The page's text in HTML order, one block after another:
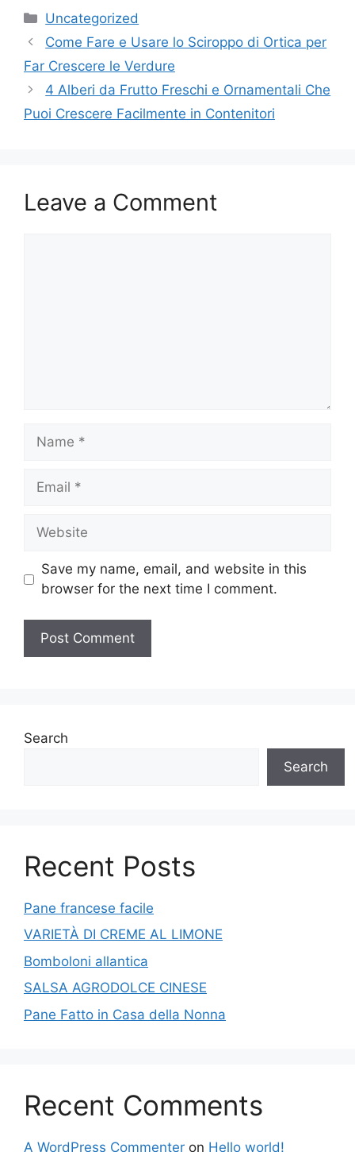
Categories
Uncategorized
Come Fare e Usare lo Sciroppo di Ortica per
Far Crescere le Verdure
4 Alberi da Frutto Freschi e Ornamentali Che
Puoi Crescere Facilmente in Contenitori
Leave a Comment
Name
Email
Website
Save my name, email, and website in this
browser for the next time I comment.
Search
Search
Recent Posts
Pane francese facile
VARIETÀ DI CREME AL LIMONE
Bomboloni allantica
SALSA AGRODOLCE CINESE
Pane Fatto in Casa della Nonna
Recent Comments
A WordPress Commenter on Hello world!